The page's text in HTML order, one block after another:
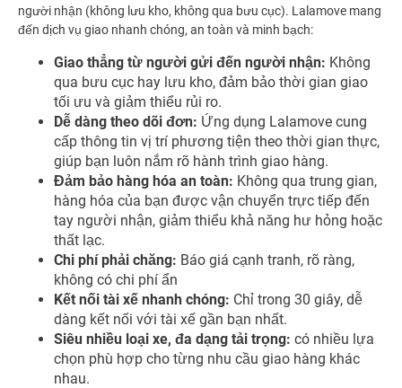
người nhận (không lưu kho, không qua bưu cục). Lalamove mang
đến dịch vụ giao nhanh chóng, an toàn và minh bạch:
Giao thẳng từ người gửi đến người nhận: Không
qua bưu cục hay lưu kho, đảm bảo thời gian giao
tối ưu và giảm thiểu rủi ro.
Dễ dàng theo dõi đơn: Ứng dụng Lalamove cung
cấp thông tin vị trí phương tiện theo thời gian thực,
giúp bạn luôn nắm rõ hành trình giao hàng.
Đảm bảo hàng hóa an toàn: Không qua trung gian,
hàng hóa của bạn được vận chuyển trực tiếp đến
tay người nhận, giảm thiểu khả năng hư hỏng hoặc
thất lạc.
Chi phí phải chăng: Báo giá cạnh tranh, rõ ràng,
không có chi phí ẩn
Kết nối tài xế nhanh chóng: Chỉ trong 30 giây, dễ
dàng kết nối với tài xế gần bạn nhất.
Siêu nhiều loại xe, đa dạng tải trọng: có nhiều lựa
chọn phù hợp cho từng nhu cầu giao hàng khác
nhau.